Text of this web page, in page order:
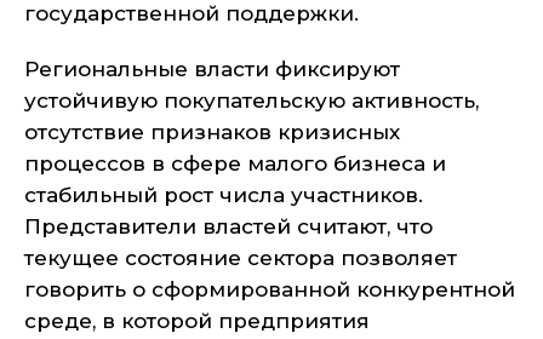
государственной поддержки.
Региональные власти фиксируют
устойчивую покупательскую активность,
отсутствие признаков кризисных
процессов в сфере малого бизнеса и
стабильный рост числа участников.
Представители властей считают, что
текущее состояние сектора позволяет
говорить о сформированной конкурентной
среде, в которой предприятия